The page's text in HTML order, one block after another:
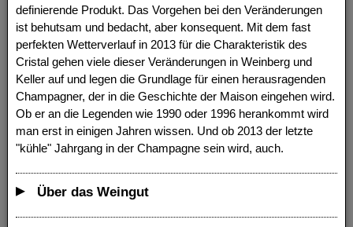
definierende Produkt. Das Vorgehen bei den Veränderungen
ist behutsam und bedacht, aber konsequent. Mit dem fast
perfekten Wetterverlauf in 2013 für die Charakteristik des
Cristal gehen viele dieser Veränderungen in Weinberg und
Keller auf und legen die Grundlage für einen herausragenden
Champagner, der in die Geschichte der Maison eingehen wird.
Ob er an die Legenden wie 1990 oder 1996 herankommt wird
man erst in einigen Jahren wissen. Und ob 2013 der letzte
"kühle" Jahrgang in der Champagne sein wird, auch.
Über das Weingut